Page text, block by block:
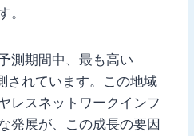
。
測期間中、最も高い
されています。この地域
レスネットワークインフ
発展が、この成長の要因